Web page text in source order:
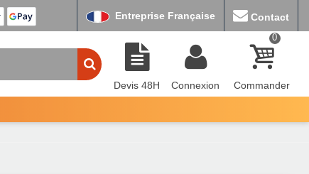
Entreprise Française Contact
Devis 48H Connexion
0
Commander